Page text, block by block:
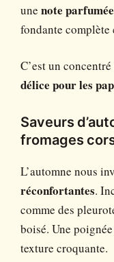
une note
fondante complète
C’est un
délice pour les
Saveurs
fromages
L’automne nous
réconfortantes.
comme des
boisé. Une
texture croquante.